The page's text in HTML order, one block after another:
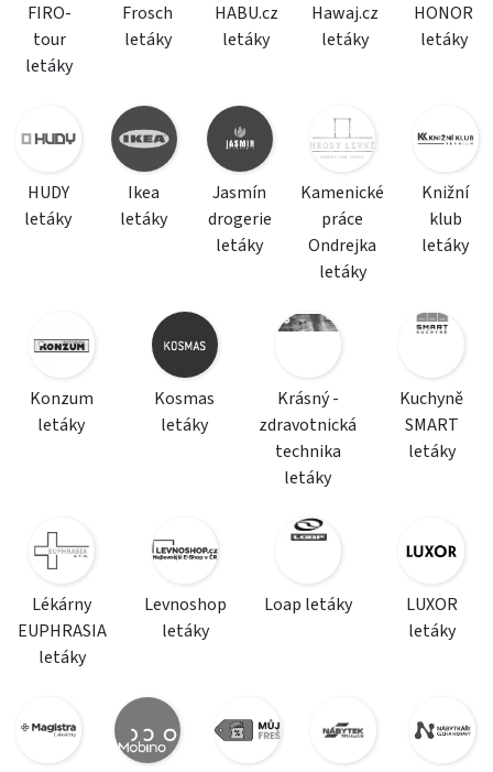
FIRO-
tour
letáky
Frosch
letáky
HABU.cz
letáky
Hawaj.cz
letáky
HONOR
letáky
HUDY
letáky
Ikea
letáky
Jasmín
drogerie
letáky
Kamenické
práce
Ondrejka
letáky
Knižní
klub
letáky
Konzum
letáky
Kosmas
letáky
Krásný -
zdravotnická
technika
letáky
Kuchyně
SMART
letáky
Lékárny
EUPHRASIA
letáky
Levnoshop
letáky
Loap letáky
LUXOR
letáky